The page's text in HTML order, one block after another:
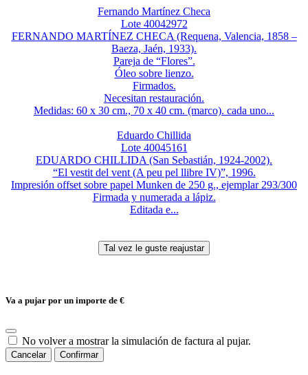
Fernando Martínez Checa
Lote 40042972
FERNANDO MARTÍNEZ CHECA (Requena, Valencia, 1858 –
Baeza, Jaén, 1933).
Pareja de “Flores”.
Óleo sobre lienzo.
Firmados.
Necesitan restauración.
Medidas: 60 x 30 cm., 70 x 40 cm. (marco). cada uno...
Eduardo Chillida
Lote 40045161
EDUARDO CHILLIDA (San Sebastián, 1924-2002).
“El vestit del vent (A peu pel llibre IV)”, 1996.
Impresión offset sobre papel Munken de 250 g., ejemplar 293/300
Firmada y numerada a lápiz.
Editada e...
Va a pujar por un importe de €
No volver a mostrar la simulación de factura al pujar.
Cancelar Confirmar